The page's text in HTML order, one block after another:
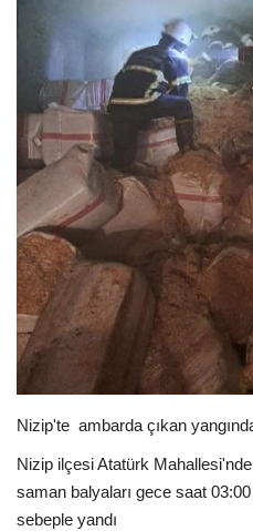
SAĞLIK
EĞİTİM
Resmiilan
Gaziantep..
Nizip'te ambarda çıkan
Nizip ilçesi Atatürk
saman balyaları gece saat
sebeple yandı